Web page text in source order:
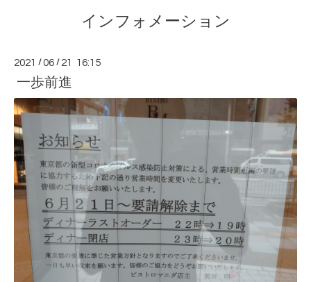
インフォメーション
2021 /06 / 21 16:15
一歩前進